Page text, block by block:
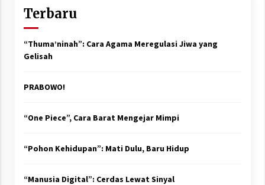
Terbaru
“Thuma’ninah”: Cara Agama Meregulasi Jiwa yang
Gelisah
PRABOWO!
“One Piece”, Cara Barat Mengejar Mimpi
“Pohon Kehidupan”: Mati Dulu, Baru Hidup
“Manusia Digital”: Cerdas Lewat Sinyal